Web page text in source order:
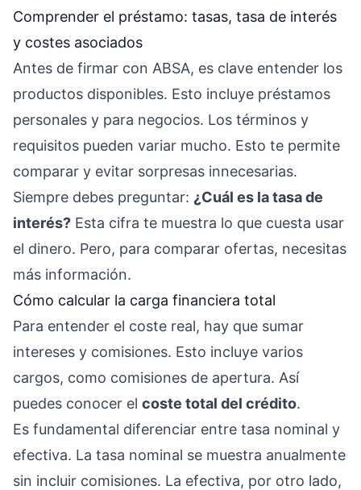
Comprender el préstamo: tasas, tasa de interés
y costes asociados
Antes de firmar con ABSA, es clave entender los
productos disponibles. Esto incluye préstamos
personales y para negocios. Los términos y
requisitos pueden variar mucho. Esto te permite
comparar y evitar sorpresas innecesarias.
Siempre debes preguntar: ¿Cuál es la tasa de
interés? Esta cifra te muestra lo que cuesta usar
el dinero. Pero, para comparar ofertas, necesitas
más información.
Cómo calcular la carga financiera total
Para entender el coste real, hay que sumar
intereses y comisiones. Esto incluye varios
cargos, como comisiones de apertura. Así
puedes conocer el coste total del crédito.
Es fundamental diferenciar entre tasa nominal y
efectiva. La tasa nominal se muestra anualmente
sin incluir comisiones. La efectiva, por otro lado,